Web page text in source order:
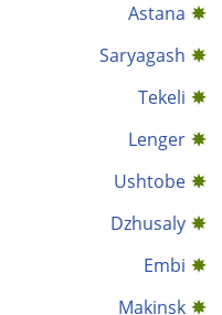
Astana
Saryagash
Tekeli
Lenger
Ushtobe
Dzhusaly
Embi
Makinsk